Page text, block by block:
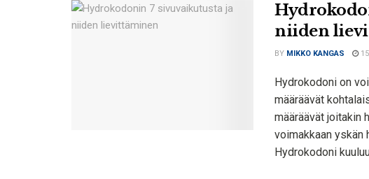
niiden
BY MIKKO KANGAS
Hydrokodoni on
määräävät
määräävät joitakin
voimakkaan yskän
Hydrokodoni